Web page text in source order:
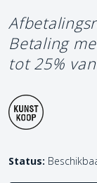
Betaling
tot 25%
Status: